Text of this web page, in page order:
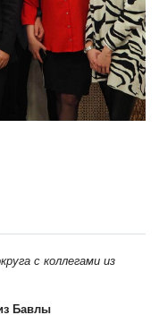
с коллегами из
Бавлы